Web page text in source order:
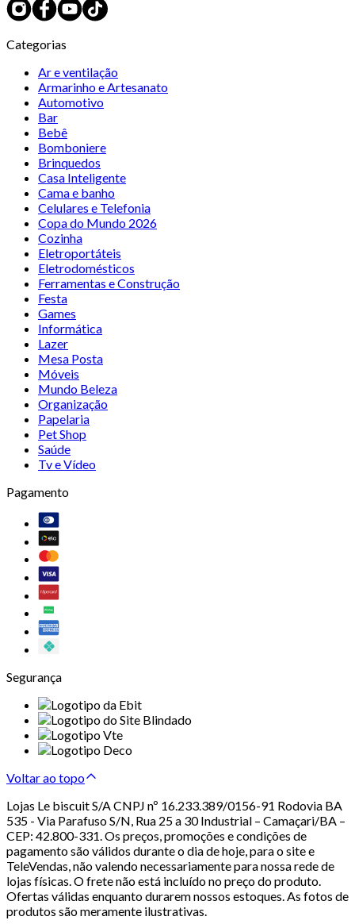
Categorias
Ar e ventilação
Armarinho e Artesanato
Automotivo
Bar
Bebê
Bomboniere
Brinquedos
Casa Inteligente
Cama e banho
Celulares e Telefonia
Copa do Mundo 2026
Cozinha
Eletroportáteis
Eletrodomésticos
Ferramentas e Construção
Festa
Games
Informática
Lazer
Mesa Posta
Móveis
Mundo Beleza
Organização
Papelaria
Pet Shop
Saúde
Tv e Vídeo
Pagamento
Segurança
Voltar ao topo
Lojas Le biscuit S/A CNPJ nº 16.233.389/0156-91 Rodovia BA
535 - Via Parafuso S/N, Rua 25 a 30 Industrial – Camaçari/BA –
CEP: 42.800-331. Os preços, promoções e condições de
pagamento são válidos durante o dia de hoje, para o site e
TeleVendas, não valendo necessariamente para nossa rede de
lojas físicas. O frete não está incluído no preço do produto.
Ofertas válidas enquanto durarem nossos estoques. As fotos de
produtos são meramente ilustrativas.